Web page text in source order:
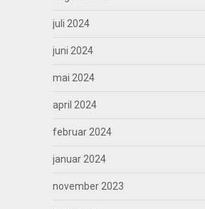
juli 2024
juni 2024
mai 2024
april 2024
februar 2024
januar 2024
november 2023